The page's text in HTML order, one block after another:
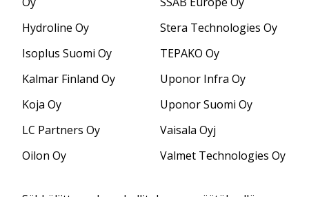
Hydroline Oy
Isoplus Suomi Oy
Kalmar Finland Oy
Koja Oy
LC Partners Oy
Oilon Oy
Stera Technologies Oy
TEPAKO Oy
Uponor Infra Oy
Uponor Suomi Oy
Vaisala Oyj
Valmet Technologies Oy